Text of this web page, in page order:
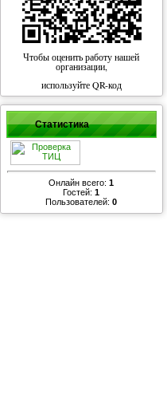
Чтобы оценить работу нашей
организации,
используйте QR-код
Статистика
Онлайн всего:1
Гостей:1
Пользователей:0